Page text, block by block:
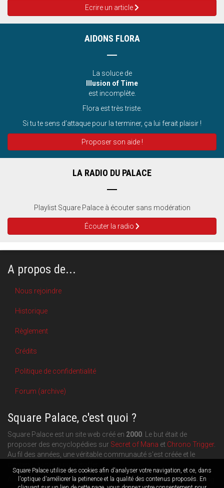
Square Palace utilise des cookies afin d'analyser votre navigation, et ce, dans
l'optique d'améliorer la petinence et la qualité des contenus proposés. En
Ecrire un article
AIDONS FLORA
La soluce de
Illusion of Time
est incomplète.
Flora est très triste.
Si tu te sens d’attaque pour la terminer, ça lui ferait plaisir !
Proposer son aide !
LA RADIO DU PALACE
Playlist Square Palace à écouter sans modération
Écouter la radio
A propos de...
Nous rejoindre
Historique
Règlement
Crédits
Politique de confidentialité
Forum (archive)
Square Palace, c'est quoi ?
Square Palace est un site web créé en 2000 . Le but était de
proposer des encyclopédies sur Secret of Mana et Chrono Trigger.
Au fil des années, une véritable communauté s'est créée et le
Aujourd'hui, Square Palace c'est aussi une plateforme de blogging